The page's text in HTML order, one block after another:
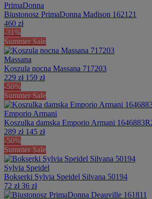
PrimaDonna
Biustonosz PrimaDonna Madison 162121
460 zł
-31%
Summer Sale
Massana
Koszula nocna Massana 717203
229 zł 159 zł
-50%
Summer Sale
Emporio Armani
Koszulka damska Emporio Armani
289 zł 145 zł
-50%
Summer Sale
Sylvia Speidel
Bokserki Sylvia Speidel Silvana 50194
72 zł 36 zł